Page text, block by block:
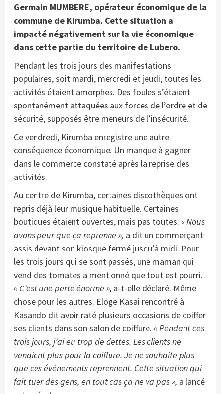
Germain MUMBERE, opérateur économique de la
commune de Kirumba. Cette situation a
impacté négativement sur la vie économique
dans cette partie du territoire de Lubero.
Pendant les trois jours des manifestations
populaires, soit mardi, mercredi et jeudi, toutes les
activités étaient amorphes. Des foules s’étaient
spontanément attaquées aux forces de l’ordre et de
sécurité, supposés être meneurs de l’insécurité.
Ce vendredi, Kirumba enregistre une autre
conséquence économique. Un manque à gagner
dans le commerce constaté après la reprise des
activités.
Au centre de Kirumba, certaines discothèques ont
repris déjà leur musique habituelle. Certaines
boutiques étaient ouvertes, mais pas toutes. « Nous
avons peur que ça reprenne », a dit un commerçant
assis devant son kiosque fermé jusqu’à midi. Pour
les trois jours qui se sont passés, une maman qui
vend des tomates a mentionné que tout est pourri.
« C’est une perte énorme », a-t-elle déclaré. Même
chose pour les autres. Eloge Kasai rencontré à
Kasando dit avoir raté plusieurs occasions de coiffer
ses clients dans son salon de coiffure. « Pendant ces
trois jours, j’ai eu trop de dettes. Les clients ne
venaient plus pour la coiffure. Je ne souhaite plus
que ces événements reprennent. Cette situation qui
fait tuer des gens, en tout cas ça ne va pas », a lancé